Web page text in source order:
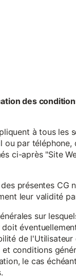
des
à tous les
ou par téléphone,
ci-après "Site
présentes CG
leur validité
sur
de l'Utilisateur
conditions
le cas